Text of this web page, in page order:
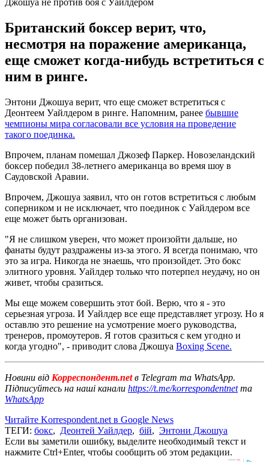
Британский боксер верит, что,
несмотря на поражение американца,
еще сможет когда-нибудь встретиться с
ним в ринге.
Энтони Джошуа верит, что еще сможет встретиться с
Деонтеем Уайлдером в ринге. Напомним, ранее бывшие
чемпионы мира согласовали все условия на проведение
такого поединка.
Впрочем, планам помешал Джозеф Паркер. Новозеландский
боксер победил 38-летнего американца во время шоу в
Саудовской Аравии.
Впрочем, Джошуа заявил, что он готов встретиться с любым
соперником и не исключает, что поединок с Уайлдером все
еще может быть организован.
"Я не слишком уверен, что может произойти дальше, но
фанаты будут раздражены из-за этого. Я всегда понимаю, что
это за игра. Никогда не знаешь, что произойдет. Это бокс
элитного уровня. Уайлдер только что потерпел неудачу, но он
живет, чтобы сразиться.
Мы еще можем совершить этот бой. Верю, что я - это
серьезная угроза. И Уайлдер все еще представляет угрозу. Но я
оставлю это решение на усмотрение моего руководства,
тренеров, промоутеров. Я готов сразиться с кем угодно и
когда угодно", - приводит слова Джошуа Boxing Scene.
Новини від Корреспондент.netв Telegram та WhatsApp.
Підписуйтесь на наші канали https://t.me/korrespondentnetта
WhatsApp
Читайте Korrespondent.net в Google News
ТЕГИ: бокс, Деонтей Уайлдер, бій, Энтони Джошуа
Если вы заметили ошибку, выделите необходимый текст и
нажмите Ctrl+Enter, чтобы сообщить об этом редакции.